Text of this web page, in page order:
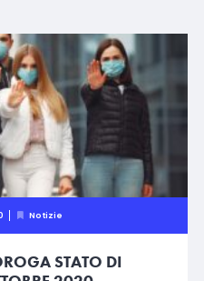
Notizie
STATO DI